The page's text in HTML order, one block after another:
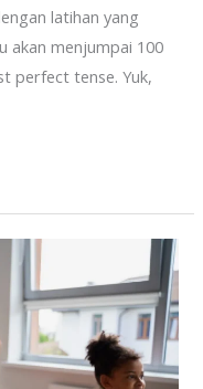
latihan yang
akan menjumpai 100
perfect tense. Yuk,